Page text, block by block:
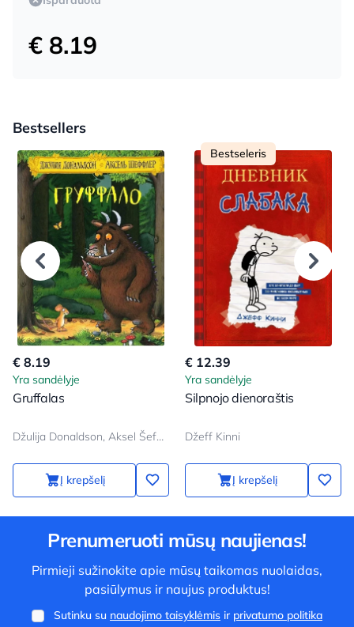
€ 8.19
Bestsellers
€ 8.19
Yra sandėlyje
Gruffalas
Džulija Donaldson, Aksel Šeffler
Į krepšelį
Bestseleris
€ 12.39
Yra sandėlyje
Silpnojo dienoraštis
Džeff Kinni
Į krepšelį
Prenumeruoti mūsų naujienas!
Pirmieji sužinokite apie mūsų taikomas nuolaidas,
pasiūlymus ir naujus produktus!
Sutinku su naudojimo taisyklėmis ir privatumo politika